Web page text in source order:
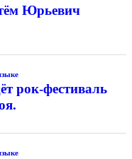
Юрьевич
рок-фестиваль